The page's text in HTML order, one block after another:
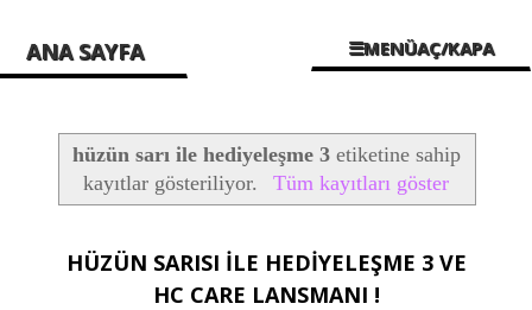
ANA SAYFA ☰MENÜAÇ/KAPA
hüzün sarı ile hediyeleşme 3etiketine sahip
kayıtlar gösteriliyor.
Tüm kayıtları göster
HÜZÜN SARISI İLE HEDİYELEŞME 3 VE
HC CARE LANSMANI !